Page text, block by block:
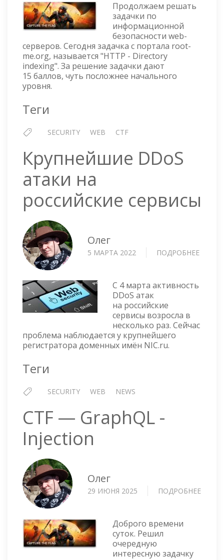
Продолжаем решать
задачки по
информационной
безопасности web-
серверов. Сегодня задачка с портала root-
me.org, называется "HTTP - Directory
indexing". За решение задачки дают
15 баллов, чуть посложнее начального
уровня.
Теги
SECURITY WEB CTF
Крупнейшие DDoS
атаки на
российские сервисы
Олег
5 МАРТА 2022 ПОДРОБНЕЕ
С 4 марта активность
DDoS атак
на российские
сервисы возросла в
несколько раз. Сейчас
проблема наблюдается у крупнейшего
регистратора доменных имён NIC.ru.
Теги
SECURITY WEB NEWS
CTF — GraphQL -
Injection
Олег
29 ИЮНЯ 2025 ПОДРОБНЕЕ
Доброго времени
суток. Решил
очередную
интересную задачку